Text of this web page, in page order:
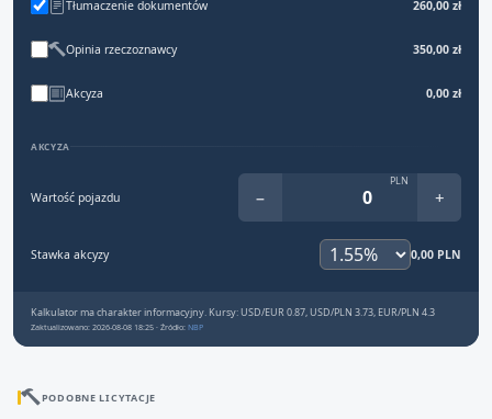
Tłumaczenie dokumentów 260,00 zł
Opinia rzeczoznawcy 350,00 zł
Akcyza 0,00 zł
AKCYZA
Wartość pojazdu −
PLN
+
Stawka akcyzy 0,00 PLN
Kalkulator ma charakter informacyjny. Kursy: USD/EUR 0.87, USD/PLN 3.73, EUR/PLN 4.3
Zaktualizowano: 2026-08-08 18:25 · Źródło: NBP
PODOBNE LICYTACJE